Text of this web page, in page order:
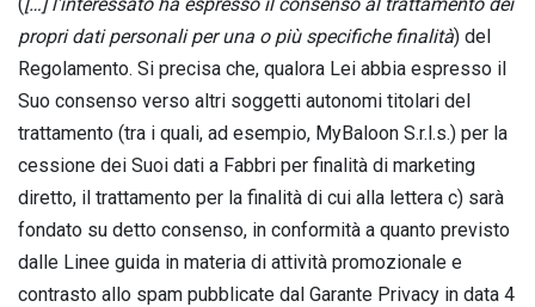
propri dati personali per una o più specifiche finalità) del
Regolamento. Si precisa che, qualora Lei abbia espresso il
Suo consenso verso altri soggetti autonomi titolari del
trattamento (tra i quali, ad esempio, MyBaloon S.r.l.s.) per la
cessione dei Suoi dati a Fabbri per finalità di marketing
diretto, il trattamento per la finalità di cui alla lettera c) sarà
fondato su detto consenso, in conformità a quanto previsto
dalle Linee guida in materia di attività promozionale e
contrasto allo spam pubblicate dal Garante Privacy in data 4